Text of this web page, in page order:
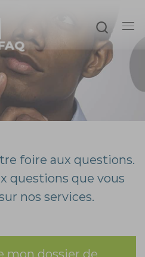
foire aux questions.
questions que vous
nos services.
mon dossier de